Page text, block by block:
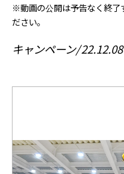
※動画の公開は予告なく終了
ださい。
キャンペーン 22.12.08